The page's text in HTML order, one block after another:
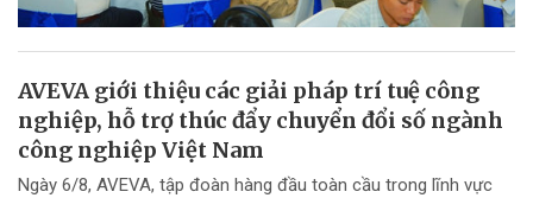
AVEVA giới thiệu các giải pháp trí tuệ công
nghiệp, hỗ trợ thúc đẩy chuyển đổi số ngành
công nghiệp Việt Nam
Ngày 6/8, AVEVA, tập đoàn hàng đầu toàn cầu trong lĩnh vực